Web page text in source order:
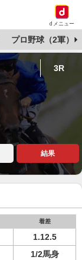
dメニュー
プロ野球（2軍）
3R
結果
着差
1.12.5
1/2馬身